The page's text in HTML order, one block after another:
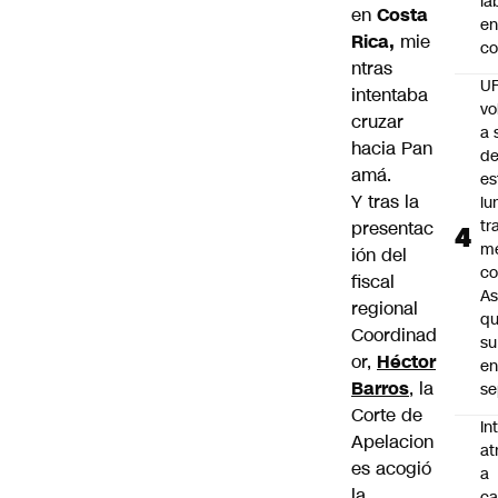
en Costa
Rica, mie
ntras
intentaba
cruzar
hacia Pan
amá.
Y tras la
presentac
ión del
fiscal
regional
Coordinad
or, Héctor
Barros, la
Corte de
Apelacion
es acogió
a
en
a